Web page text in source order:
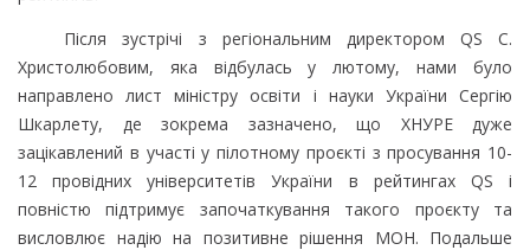
Після зустрічі з регіональним директором QS С.
Христолюбовим, яка відбулась у лютому, нами було
направлено лист міністру освіти і науки України Сергію
Шкарлету, де зокрема зазначено, що ХНУРЕ дуже
зацікавлений в участі у пілотному проєкті з просування 10-
12 провідних університетів України в рейтингах QS і
повністю підтримує започаткування такого проєкту та
висловлює надію на позитивне рішення МОН. Подальше